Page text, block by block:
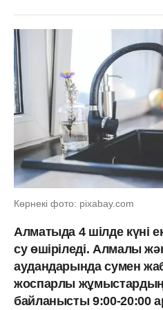
Көрнекі фото: pixabay.com
Алматыда 4 шілде күні
су өшіріледі. Алмалы
аудандарында сумен
жоспарлы
байланысты 9:00-20:00